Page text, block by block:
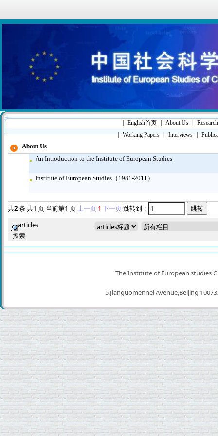
| English首页 | About Us |
| Working Papers | Interviews |
About Us
An Introduction to the Institute of European Studies
Institute of European Studies（1981-2011）
共2条 共1 页 当前第1 页上一页 1 下一页跳转到：
articles
搜索
高级搜索
The Institute of European studies
5,Jianguomennei Avenue,Beijing